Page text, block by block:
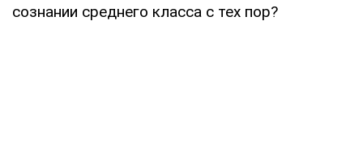
сознании среднего класса с тех пор?